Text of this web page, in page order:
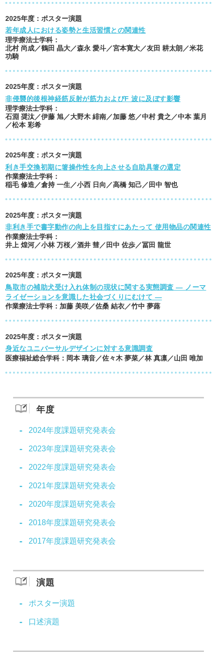
2025年度： ポスター演題
若年成人における姿勢と生活習慣との関連性
理学療法士学科 ：
北村 尚成／鶴田 晶大／森永 愛斗／宮本寛大／友田 耕太朗／米花
功騎
2025年度：ポスター演題
非侵襲的後根神経筋反射が筋力およびF 波に及ぼす影響
理学療法士学科 ：
石淵 奨汰／伊藤 旭／大野木 緋南／加藤 悠／中村 貴之／中本 葉月
／松本 彩希
2025年度： ポスター演題
利き手交換初期に箸操作性を向上させる自助具箸の選定
作業療法士学科 ：
稲毛 修造／倉持 一生／小西 日向／高橋 知己／田中 智也
2025年度： ポスター演題
非利き手で書字動作の向上を目指すにあたって 使用物品の関連性
作業療法士学科 ：
井上 煌河／小林 万桜／酒井 彗／田中 佐歩／冨田 龍世
2025年度：ポスター演題
鳥取市の補助犬受け入れ体制の現状に関する実態調査 ― ノーマ
ライゼーションを意識した社会づくりにむけて ―
作業療法士学科 ： 加藤 美咲／佐桑 結衣／竹中 夢蕗
2025年度： ポスター演題
身近なユニバーサルデザインに対する意識調査
医療福祉総合学科 ： 岡本 璃音／佐々木 夢菜／林 真凛／山田 唯加
年度
2024年度課題研究発表会
2023年度課題研究発表会
2022年度課題研究発表会
2021年度課題研究発表会
2020年度課題研究発表会
2018年度課題研究発表会
2017年度課題研究発表会
演題
ポスター演題
口述演題